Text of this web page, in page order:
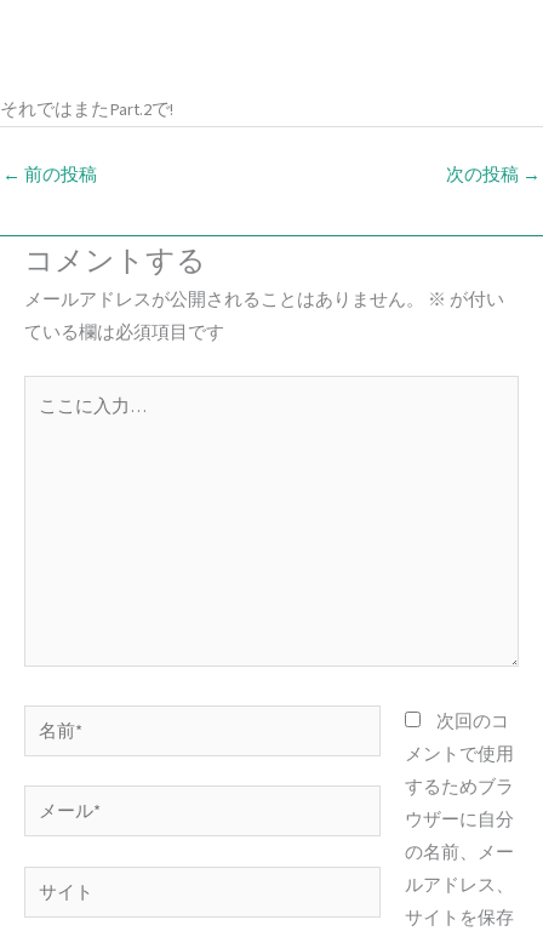
それではまたPart.2で!
← 前の投稿 次の投稿 →
コメントする
メールアドレスが公開されることはありません。 ※ が付い
ている欄は必須項目です
前
*
ー
ル
イ
次回のコ
メントで使用
するためブラ
ウザーに自分
の名前、メー
ルアドレス、
サイトを保存